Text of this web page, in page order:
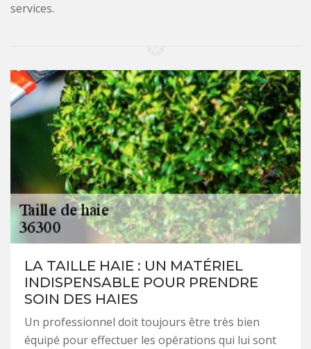
services.
LA TAILLE HAIE : UN MATÉRIEL
INDISPENSABLE POUR PRENDRE
SOIN DES HAIES
Un professionnel doit toujours être très bien
équipé pour effectuer les opérations qui lui sont